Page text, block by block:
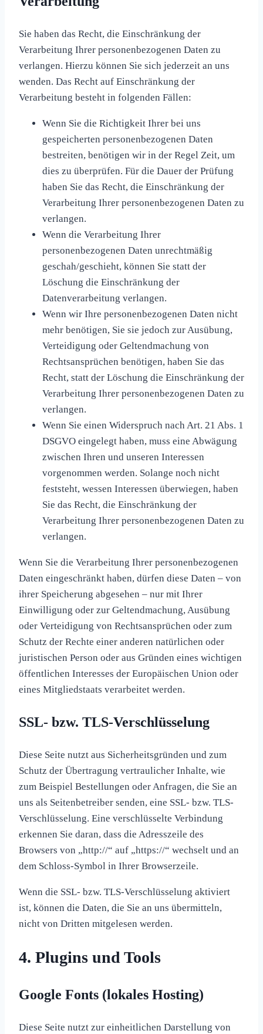
Sie haben das Recht, die Einschränkung der
Verarbeitung Ihrer personenbezogenen Daten zu
verlangen. Hierzu können Sie sich jederzeit an uns
wenden. Das Recht auf Einschränkung der
Verarbeitung besteht in folgenden Fällen:
Wenn Sie die Richtigkeit Ihrer bei uns
gespeicherten personenbezogenen Daten
bestreiten, benötigen wir in der Regel Zeit, um
dies zu überprüfen. Für die Dauer der Prüfung
haben Sie das Recht, die Einschränkung der
Verarbeitung Ihrer personenbezogenen Daten zu
verlangen.
Wenn die Verarbeitung Ihrer
personenbezogenen Daten unrechtmäßig
geschah/geschieht, können Sie statt der
Löschung die Einschränkung der
Datenverarbeitung verlangen.
Wenn wir Ihre personenbezogenen Daten nicht
mehr benötigen, Sie sie jedoch zur Ausübung,
Verteidigung oder Geltendmachung von
Rechtsansprüchen benötigen, haben Sie das
Recht, statt der Löschung die Einschränkung der
Verarbeitung Ihrer personenbezogenen Daten zu
verlangen.
Wenn Sie einen Widerspruch nach Art. 21 Abs. 1
DSGVO eingelegt haben, muss eine Abwägung
zwischen Ihren und unseren Interessen
vorgenommen werden. Solange noch nicht
feststeht, wessen Interessen überwiegen, haben
Sie das Recht, die Einschränkung der
Verarbeitung Ihrer personenbezogenen Daten zu
verlangen.
Wenn Sie die Verarbeitung Ihrer personenbezogenen
Daten eingeschränkt haben, dürfen diese Daten – von
ihrer Speicherung abgesehen – nur mit Ihrer
Einwilligung oder zur Geltendmachung, Ausübung
oder Verteidigung von Rechtsansprüchen oder zum
Schutz der Rechte einer anderen natürlichen oder
juristischen Person oder aus Gründen eines wichtigen
öffentlichen Interesses der Europäischen Union oder
eines Mitgliedstaats verarbeitet werden.
SSL- bzw. TLS-Verschlüsselung
Diese Seite nutzt aus Sicherheitsgründen und zum
Schutz der Übertragung vertraulicher Inhalte, wie
zum Beispiel Bestellungen oder Anfragen, die Sie an
uns als Seitenbetreiber senden, eine SSL- bzw. TLS-
Verschlüsselung. Eine verschlüsselte Verbindung
erkennen Sie daran, dass die Adresszeile des
Browsers von „http://“ auf „https://“ wechselt und an
dem Schloss-Symbol in Ihrer Browserzeile.
Wenn die SSL- bzw. TLS-Verschlüsselung aktiviert
ist, können die Daten, die Sie an uns übermitteln,
nicht von Dritten mitgelesen werden.
4. Plugins und Tools
Google Fonts (lokales Hosting)
Diese Seite nutzt zur einheitlichen Darstellung von